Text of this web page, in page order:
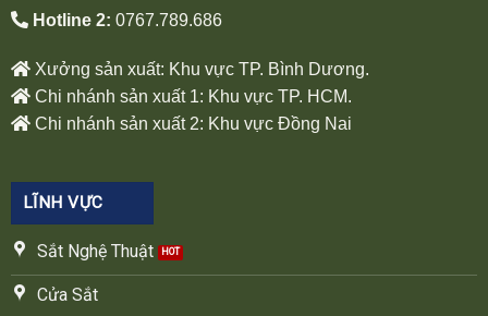
Hotline 2: 0767.789.686
Xưởng sản xuất: Khu vực TP. Bình Dương.
Chi nhánh sản xuất 1: Khu vực TP. HCM.
Chi nhánh sản xuất 2: Khu vực Đồng Nai
LĨNH VỰC
Sắt Nghệ Thuật
Cửa Sắt